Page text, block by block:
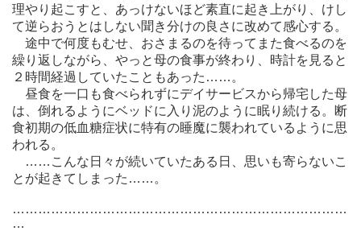
理やり起こすと、あっけないほど素直に起き上がり、けし
て逆らおうとはしない聞き分けの良さに改めて感心する。
途中で何度もむせ、おさまるのを待ってまた食べるのを
繰り返しながら、やっと母の食事が終わり、時計を見ると
２時間経過していたこともあった……。
昼食を一口も食べられずにデイサービスから帰宅した母
は、倒れるようにベッドに入り泥のように眠り続ける。断
食初期の低血糖症状に特有の睡魔に襲われているように思
われる。
……こんな日々が続いていたある日、思いも寄らないこ
とが起きてしまった……。
……………………………………………………………………
…